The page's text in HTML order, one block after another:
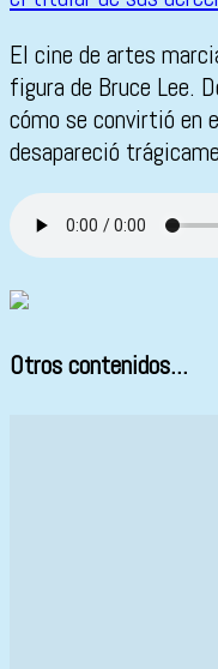
El cine de artes
figura de Bruce Lee.
cómo se convirtió en
desapareció
Otros contenidos...